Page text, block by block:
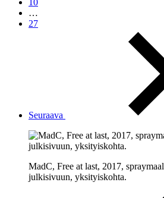
10
…
27
Seuraava
MadC, Free at last, 2017,
julkisivuun, yksityiskohta.